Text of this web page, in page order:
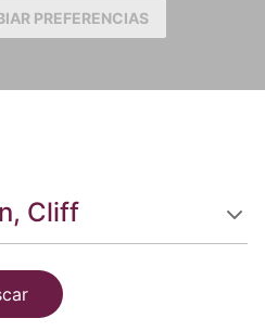
PREFERENCIAS
Cliff